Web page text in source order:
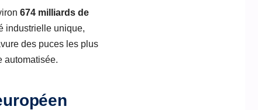
674 milliards de
industrielle unique,
des puces les plus
automatisée.